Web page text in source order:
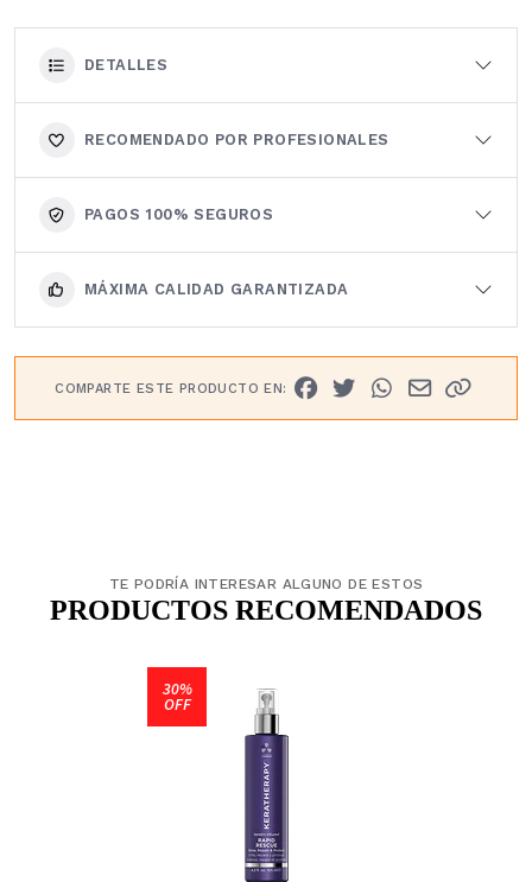
DETALLES
RECOMENDADO POR PROFESIONALES
PAGOS 100% SEGUROS
MÁXIMA CALIDAD GARANTIZADA
COMPARTE ESTE PRODUCTO EN:
TE PODRÍA INTERESAR ALGUNO DE ESTOS
PRODUCTOS RECOMENDADOS
30%
OFF